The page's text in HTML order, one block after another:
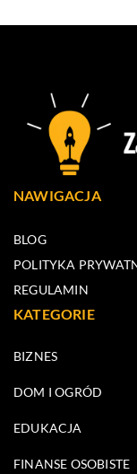
NAWIGACJA
BLOG
POLITYKA
REGULAMIN
KATEGORIE
BIZNES
DOM I OGRÓD
EDUKACJA
FINANSE OSOBISTE